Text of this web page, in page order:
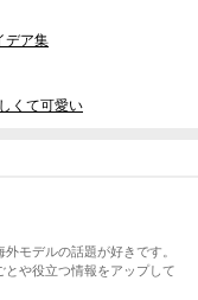
デア集
くて可愛い
モデルの話題が好きです。
とや役立つ情報をアップして